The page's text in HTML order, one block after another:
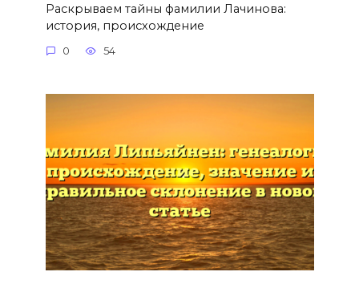
Раскрываем тайны фамилии Лачинова:
история, происхождение
0 54